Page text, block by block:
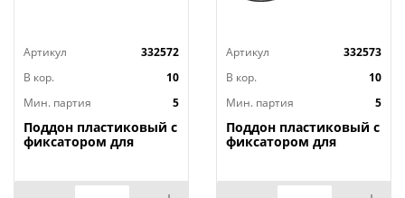
Артикул
332572
В кор.
10
Мин. партия
5
Поддон пластиковый с
фиксатором для
Артикул
332573
В кор.
10
Мин. партия
5
Поддон пластиковый с
фиксатором для